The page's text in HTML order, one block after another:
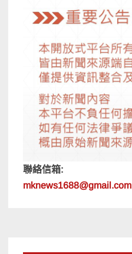
聯絡信箱:
mknews1688@gmail.com